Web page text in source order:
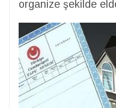
organize şekilde